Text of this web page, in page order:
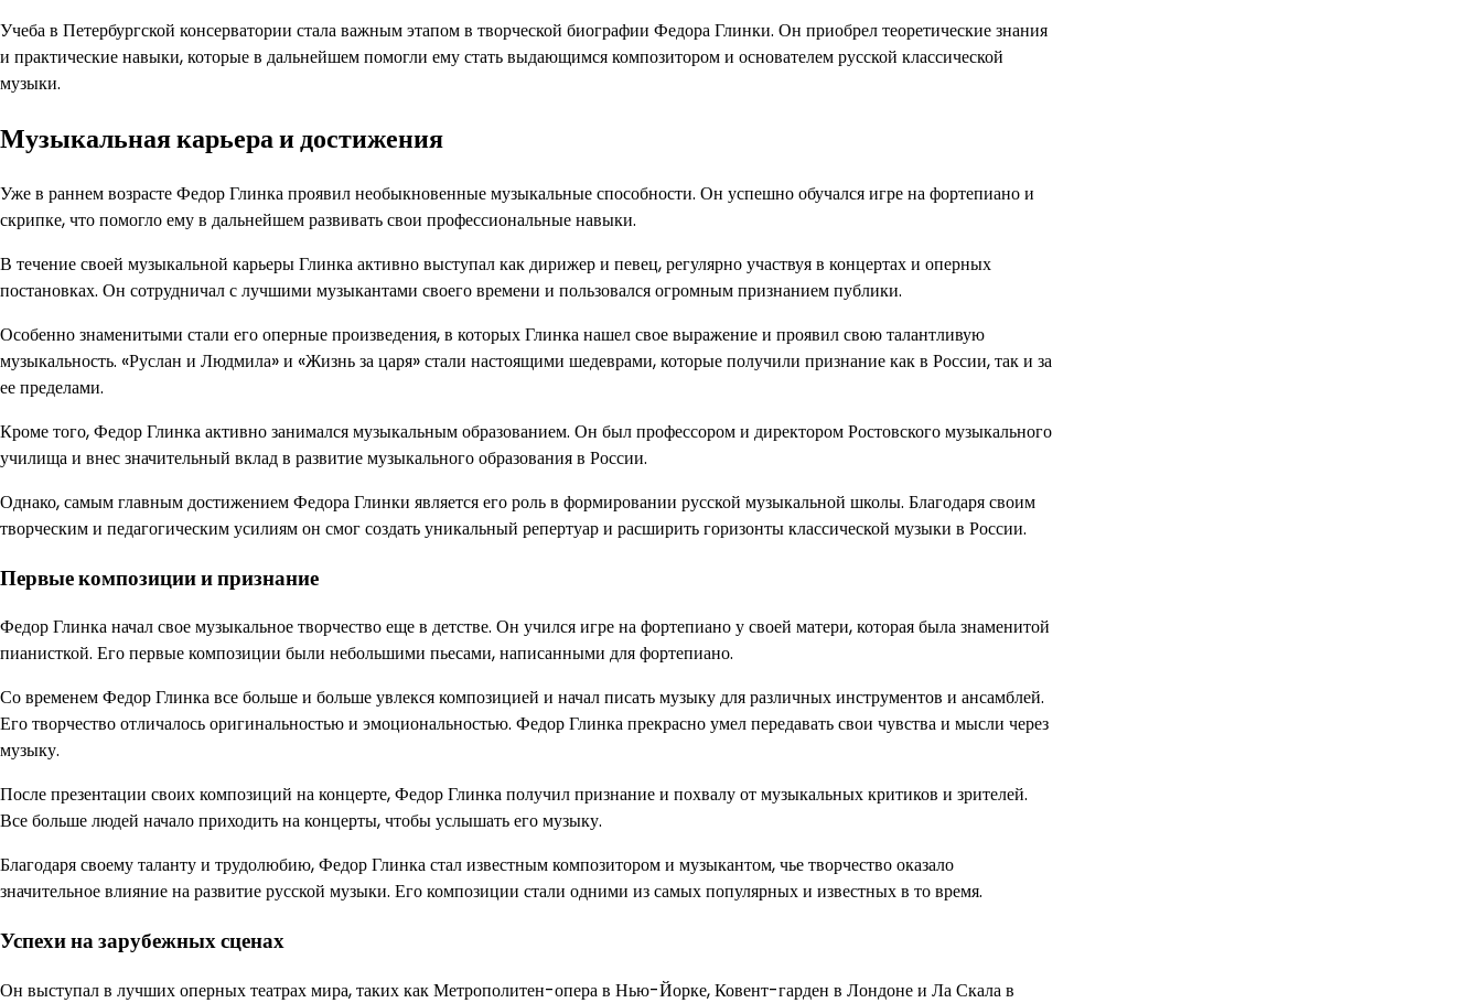
Учеба в Петербургской консерватории стала важным этапом в творческой биографии Федора Глинки. Он приобрел теоретические знания
и практические навыки, которые в дальнейшем помогли ему стать выдающимся композитором и основателем русской классической
музыки.
Музыкальная карьера и достижения
Уже в раннем возрасте Федор Глинка проявил необыкновенные музыкальные способности. Он успешно обучался игре на фортепиано и
скрипке, что помогло ему в дальнейшем развивать свои профессиональные навыки.
В течение своей музыкальной карьеры Глинка активно выступал как дирижер и певец, регулярно участвуя в концертах и оперных
постановках. Он сотрудничал с лучшими музыкантами своего времени и пользовался огромным признанием публики.
Особенно знаменитыми стали его оперные произведения, в которых Глинка нашел свое выражение и проявил свою талантливую
музыкальность. «Руслан и Людмила» и «Жизнь за царя» стали настоящими шедеврами, которые получили признание как в России, так и за
ее пределами.
Кроме того, Федор Глинка активно занимался музыкальным образованием. Он был профессором и директором Ростовского музыкального
училища и внес значительный вклад в развитие музыкального образования в России.
Однако, самым главным достижением Федора Глинки является его роль в формировании русской музыкальной школы. Благодаря своим
творческим и педагогическим усилиям он смог создать уникальный репертуар и расширить горизонты классической музыки в России.
Первые композиции и признание
Федор Глинка начал свое музыкальное творчество еще в детстве. Он учился игре на фортепиано у своей матери, которая была знаменитой
пианисткой. Его первые композиции были небольшими пьесами, написанными для фортепиано.
Со временем Федор Глинка все больше и больше увлекся композицией и начал писать музыку для различных инструментов и ансамблей.
Его творчество отличалось оригинальностью и эмоциональностью. Федор Глинка прекрасно умел передавать свои чувства и мысли через
музыку.
После презентации своих композиций на концерте, Федор Глинка получил признание и похвалу от музыкальных критиков и зрителей.
Все больше людей начало приходить на концерты, чтобы услышать его музыку.
Благодаря своему таланту и трудолюбию, Федор Глинка стал известным композитором и музыкантом, чье творчество оказало
значительное влияние на развитие русской музыки. Его композиции стали одними из самых популярных и известных в то время.
Успехи на зарубежных сценах
Он выступал в лучших оперных театрах мира, таких как Метрополитен-опера в Нью-Йорке, Ковент-гарден в Лондоне и Ла Скала в